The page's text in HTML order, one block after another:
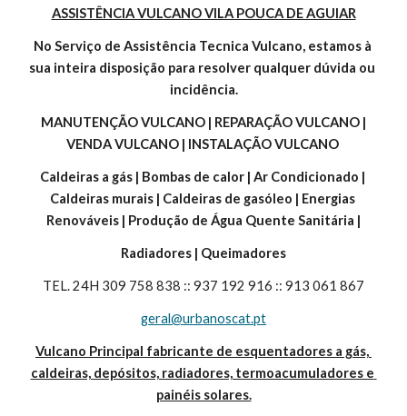
ASSISTÊNCIA VULCANO VILA POUCA DE AGUIAR
No Serviço de Assistência Tecnica Vulcano, estamos à
sua inteira disposição para resolver qualquer dúvida ou
incidência.
VENDA VULCANO | INSTALAÇÃO VULCANO
Caldeiras a gás | Bombas de calor | Ar Condicionado |
Caldeiras murais | Caldeiras de gasóleo | Energias
Renováveis | Produção de Água Quente Sanitária |
Radiadores | Queimadores
TEL. 24H 309 758 838 :: 937 192 916 :: 913 061 867
geral@urbanoscat.pt
Vulcano Principal fabricante de esquentadores a gás,
caldeiras, depósitos, radiadores, termoacumuladores e
painéis solares.